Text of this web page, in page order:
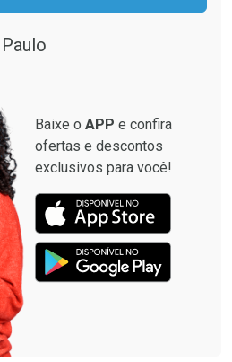
Comprar sem Desconto
Baixe o APP e confira
ofertas e descontos
exclusivos para você!